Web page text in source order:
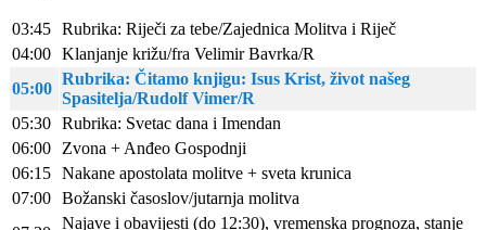
03:45 Rubrika: Riječi za tebe/Zajednica Molitva i Riječ
04:00 Klanjanje križu/fra Velimir Bavrka/R
05:00
Rubrika: Čitamo knjigu: Isus Krist, život našeg
Spasitelja/Rudolf Vimer/R
05:30 Rubrika: Svetac dana i Imendan
06:00
Zvona + Anđeo Gospodnji
06:15 Nakane apostolata molitve + sveta krunica
07:00 Božanski časoslov/jutarnja molitva
Najave i obavijesti (do 12:30), vremenska prognoza, stanje